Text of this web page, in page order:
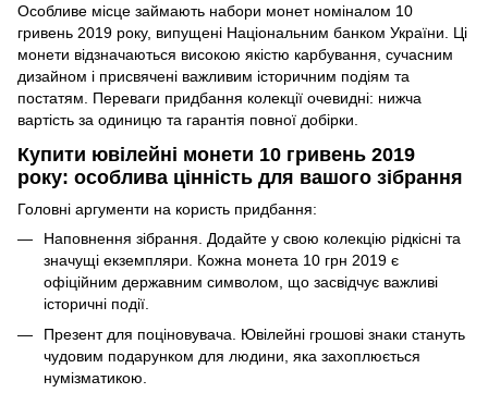
Особливе місце займають набори монет номіналом 10
гривень 2019 року, випущені Національним банком України. Ці
монети відзначаються високою якістю карбування, сучасним
дизайном і присвячені важливим історичним подіям та
постатям. Переваги придбання колекції очевидні: нижча
вартість за одиницю та гарантія повної добірки.
Купити ювілейні монети 10 гривень 2019
року: особлива цінність для вашого зібрання
Головні аргументи на користь придбання:
Наповнення зібрання. Додайте у свою колекцію рідкісні та
значущі екземпляри. Кожна монета 10 грн 2019 є
офіційним державним символом, що засвідчує важливі
історичні події.
Презент для поціновувача. Ювілейні грошові знаки стануть
чудовим подарунком для людини, яка захоплюється
нумізматикою.